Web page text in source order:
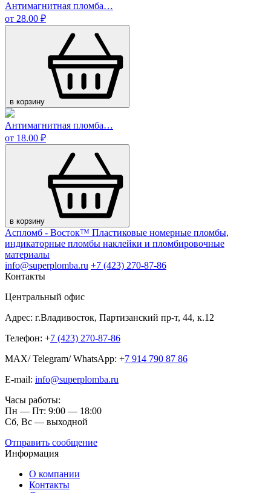
Антимагнитная пломба…
от 28.00 ₽
в корзину
Антимагнитная пломба…
от 18.00 ₽
в корзину
Аспломб - Восток™ Пластиковые номерные пломбы,
индикаторные пломбы наклейки и пломбировочные
материалы
info@superplomba.ru +7 (423) 270-87-86
Контакты
Центральный офис
Адрес: г.Владивосток, Партизанский пр-т, 44, к.12
Телефон: +7 (423) 270-87-86
MAX/ Telegram/ WhatsApp: +7 914 790 87 86
E-mail: info@superplomba.ru
Часы работы:
Пн — Пт: 9:00 — 18:00
Сб, Вc — выходной
Отправить сообщение
Информация
О компании
Контакты